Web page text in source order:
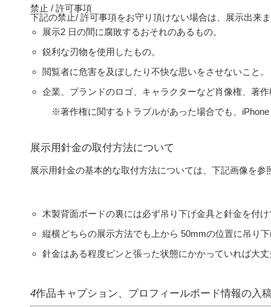
禁止 / 許可事項
下記の禁止/ 許可事項をお守り頂けない場合は、展示出来
展示2 日の間に腐敗するおそれのあるもの。
鋭利な刃物を使用したもの。
閲覧者に危害を及ぼしたり不快な思いをさせないこと。
企業、プランドのロゴ、キャラクターなど肖像権、著
※著作権に関するトラブルがあった場合でも、
展示用針金の取付方法について
展示用針金の基本的な取付方法については、下記画像を参
木製背面ボードの裏には必ず吊り下げ金具と針金を付
縦横どちらの展示方法でも上から 50mmの位置に吊り
針金はある程度ピンと張った状態にかかっていれば大
4作品キャプション、プロフィールボード情報の入